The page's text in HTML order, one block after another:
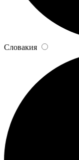
Словакия